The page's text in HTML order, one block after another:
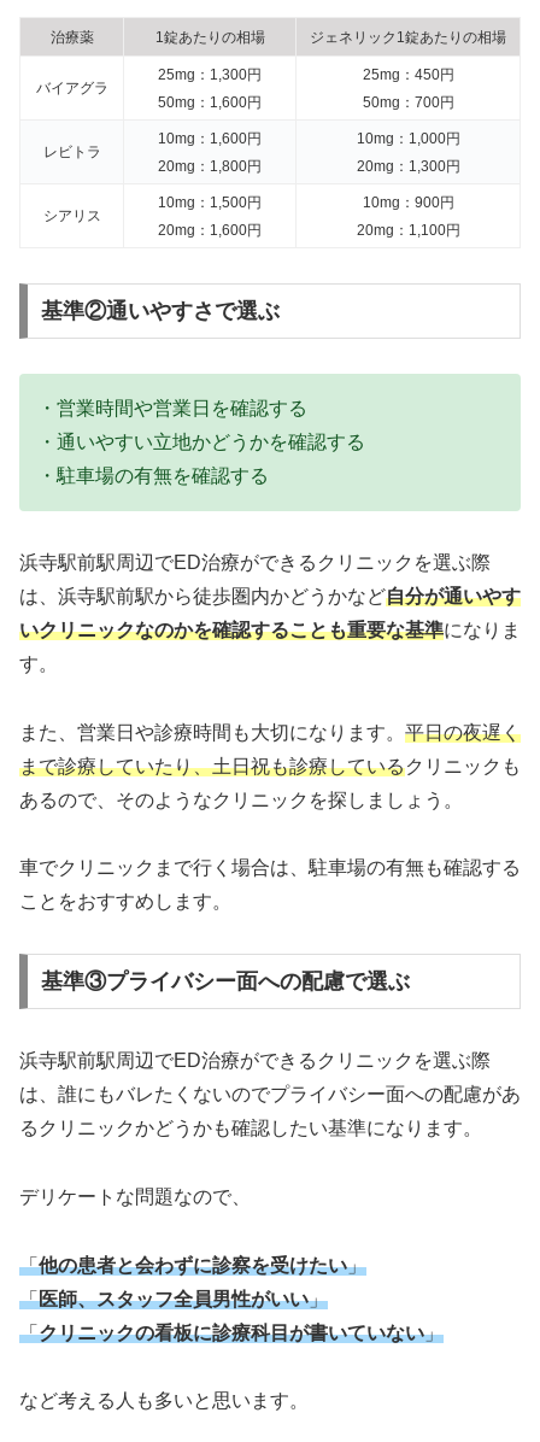
治療薬 1錠あたりの相場 ジェネリック1錠あたりの相場
バイアグラ
25mg：1,300円
50mg：1,600円
25mg：450円
50mg：700円
レビトラ
10mg：1,600円
20mg：1,800円
10mg：1,000円
20mg：1,300円
シアリス
10mg：1,500円
20mg：1,600円
10mg：900円
20mg：1,100円
基準②通いやすさで選ぶ
・営業時間や営業日を確認する
・通いやすい立地かどうかを確認する
・駐車場の有無を確認する
浜寺駅前駅周辺でED治療ができるクリニックを選ぶ際
は、浜寺駅前駅から徒歩圏内かどうかなど自分が通いやす
いクリニックなのかを確認することも重要な基準になりま
す。
また、営業日や診療時間も大切になります。 平日の夜遅く
まで診療していたり、土日祝も診療しているクリニックも
あるので、そのようなクリニックを探しましょう。
車でクリニックまで行く場合は、駐車場の有無も確認する
ことをおすすめします。
基準③プライバシー面への配慮で選ぶ
浜寺駅前駅周辺でED治療ができるクリニックを選ぶ際
は、誰にもバレたくないのでプライバシー面への配慮があ
るクリニックかどうかも確認したい基準になります。
デリケートな問題なので、
「他の患者と会わずに診察を受けたい」
「医師、スタッフ全員男性がいい」
「クリニックの看板に診療科目が書いていない」
など考える人も多いと思います。